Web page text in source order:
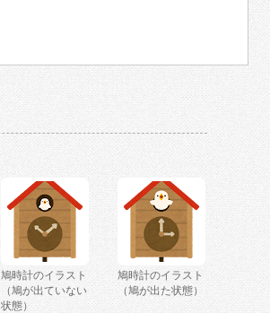
鳩時計のイラスト
（鳩が出ていない
状態）
鳩時計のイラスト
（鳩が出た状態）